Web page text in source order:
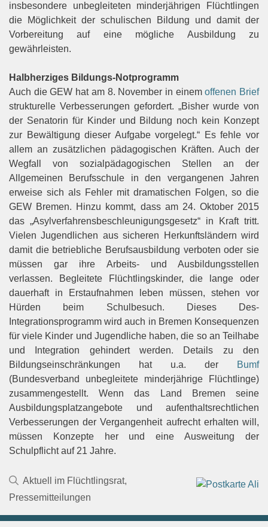
insbesondere unbegleiteten minderjährigen Flüchtlingen
die Möglichkeit der schulischen Bildung und damit der
Vorbereitung auf eine mögliche Ausbildung zu
gewährleisten.
Halbherziges Bildungs-Notprogramm
Auch die GEW hat am 8. November in einemoffenen Brief
strukturelle Verbesserungen gefordert. „Bisher wurde von
der Senatorin für Kinder und Bildung noch kein Konzept
zur Bewältigung dieser Aufgabe vorgelegt.“ Es fehle vor
allem an zusätzlichen pädagogischen Kräften. Auch der
Wegfall von sozialpädagogischen Stellen an der
Allgemeinen Berufsschule in den vergangenen Jahren
erweise sich als Fehler mit dramatischen Folgen, so die
GEW Bremen. Hinzu kommt, dass am 24. Oktober 2015
das „Asylverfahrensbeschleunigungsgesetz“ in Kraft tritt.
Vielen Jugendlichen aus sicheren Herkunftsländern wird
damit die betriebliche Berufsausbildung verboten oder sie
müssen gar ihre Arbeits- und Ausbildungsstellen
verlassen. Begleitete Flüchtlingskinder, die lange oder
dauerhaft in Erstaufnahmen leben müssen, stehen vor
Hürden beim Schulbesuch. Dieses Des-
Integrationsprogramm wird auch in Bremen Konsequenzen
für viele Kinder und Jugendliche haben, die so an Teilhabe
und Integration gehindert werden. Details zu den
Bildungseinschränkungen hat u.a. der
Bumf
(Bundesverband unbegleitete minderjährige Flüchtlinge)
zusammengestellt. Wenn das Land Bremen seine
Ausbildungsplatzangebote und aufenthaltsrechtlichen
Verbesserungen der Vergangenheit aufrecht erhalten will,
müssen Konzepte her und eine Ausweitung der
Schulpflicht auf 21 Jahre.
Kategorien
Aktuell im Flüchtlingsrat,
Pressemitteilungen